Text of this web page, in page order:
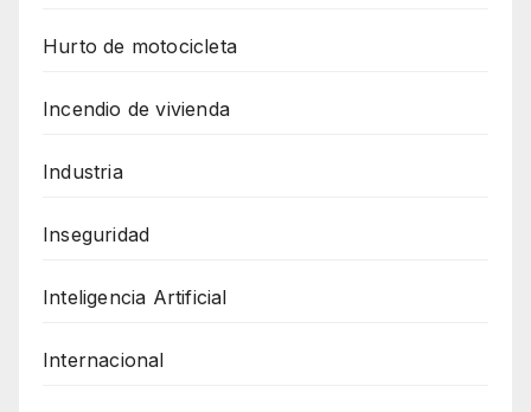
Hurto de motocicleta
Incendio de vivienda
Industria
Inseguridad
Inteligencia Artificial
Internacional